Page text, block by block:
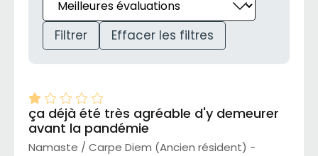
Filtrer Effacer les filtres
ça déjà été très agréable d'y demeurer
avant la pandémie
Namaste / Carpe Diem (Ancien résident) -